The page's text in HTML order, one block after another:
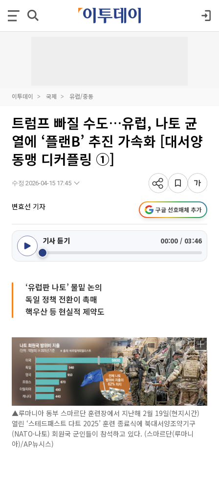
이투데이 국제 유럽/중동
트럼프 빠질 수도…유럽, 나토 균
열에 ‘플랜B’ 추진 가속화 [대서양
동맹 디커플링 ①]
수정 2026-04-15 17:45
변효선 기자 구글 선호매체 추가
기사 듣기 00:00 / 03:46
‘유럽판 나토’ 물밑 논의
독일 정책 전환이 촉매
핵우산 등 현실적 제약도
▲루마니아 동부 스마르단 훈련장에서 지난해 2월 19일(현지시간)
열린 ‘스테드패스트 다트 2025’ 훈련 종료식에 북대서양조약기구
(NATO·나토) 회원국 군인들이 참석하고 있다. (스마르단(루마니
아)/AP뉴시스)